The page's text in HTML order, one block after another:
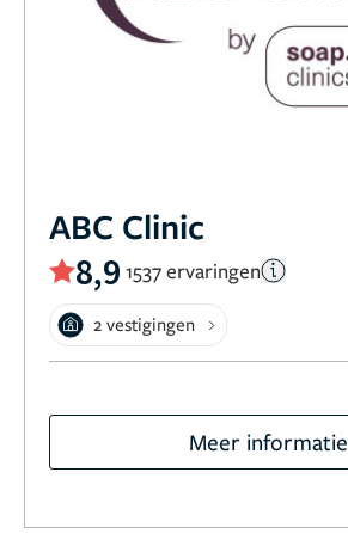
ABC Clinic
8,9 1537 ervaringen
2 vestigingen
Meer informatie